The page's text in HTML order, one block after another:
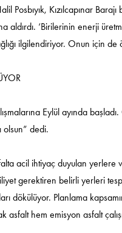
Posbıyık, Kızılcapınar
aldırdı. ‘Birilerinin enerji
ilgilendiriyor. Onun için
Eylül ayında
olsun” dedi.
acil ihtiyaç duyulan
gerektiren belirli yerleri
dökülüyor. Planlama
asfalt hem emisyon asfalt